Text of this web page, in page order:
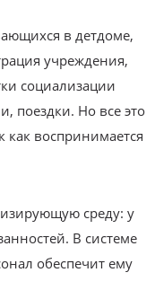
в детдоме,
учреждения,
социализации
поездки. Но все это
как воспринимается
среду: у
В системе
обеспечит ему